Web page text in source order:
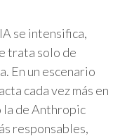
se intensifica,
trata solo de
En un escenario
cada vez más en
la de Anthropic
responsables,